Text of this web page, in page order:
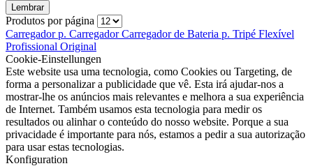
Lembrar
Produtos por página
Carregador p. CarregadorCarregador de Bateria p. Tripé Flexível
Profissional Original
Cookie-Einstellungen
Este website usa uma tecnologia, como Cookies ou Targeting, de
forma a personalizar a publicidade que vê. Esta irá ajudar-nos a
mostrar-lhe os anúncios mais relevantes e melhora a sua experiência
de Internet. Também usamos esta tecnologia para medir os
resultados ou alinhar o conteúdo do nosso website. Porque a sua
privacidade é importante para nós, estamos a pedir a sua autorização
para usar estas tecnologias.
Konfiguration